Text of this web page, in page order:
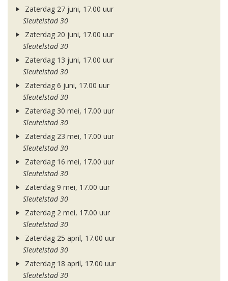
Zaterdag 27 juni, 17.00 uur
Sleutelstad 30
Zaterdag 20 juni, 17.00 uur
Sleutelstad 30
Zaterdag 13 juni, 17.00 uur
Sleutelstad 30
Zaterdag 6 juni, 17.00 uur
Sleutelstad 30
Zaterdag 30 mei, 17.00 uur
Sleutelstad 30
Zaterdag 23 mei, 17.00 uur
Sleutelstad 30
Zaterdag 16 mei, 17.00 uur
Sleutelstad 30
Zaterdag 9 mei, 17.00 uur
Sleutelstad 30
Zaterdag 2 mei, 17.00 uur
Sleutelstad 30
Zaterdag 25 april, 17.00 uur
Sleutelstad 30
Zaterdag 18 april, 17.00 uur
Sleutelstad 30